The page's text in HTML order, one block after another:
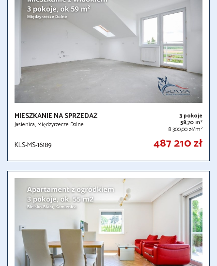
MIESZKANIE NA SPRZEDAŻ
Jasienica, Międzyrzecze Dolne
3 pokoje
58,70 m2
8 300,00 zł/m2
KLS-MS-16189 487 210 zł